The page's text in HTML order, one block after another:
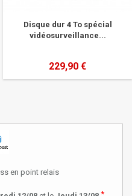
Disque dur 4 To spécial
vidéosurveillance...
229,90 €
en point relais
*